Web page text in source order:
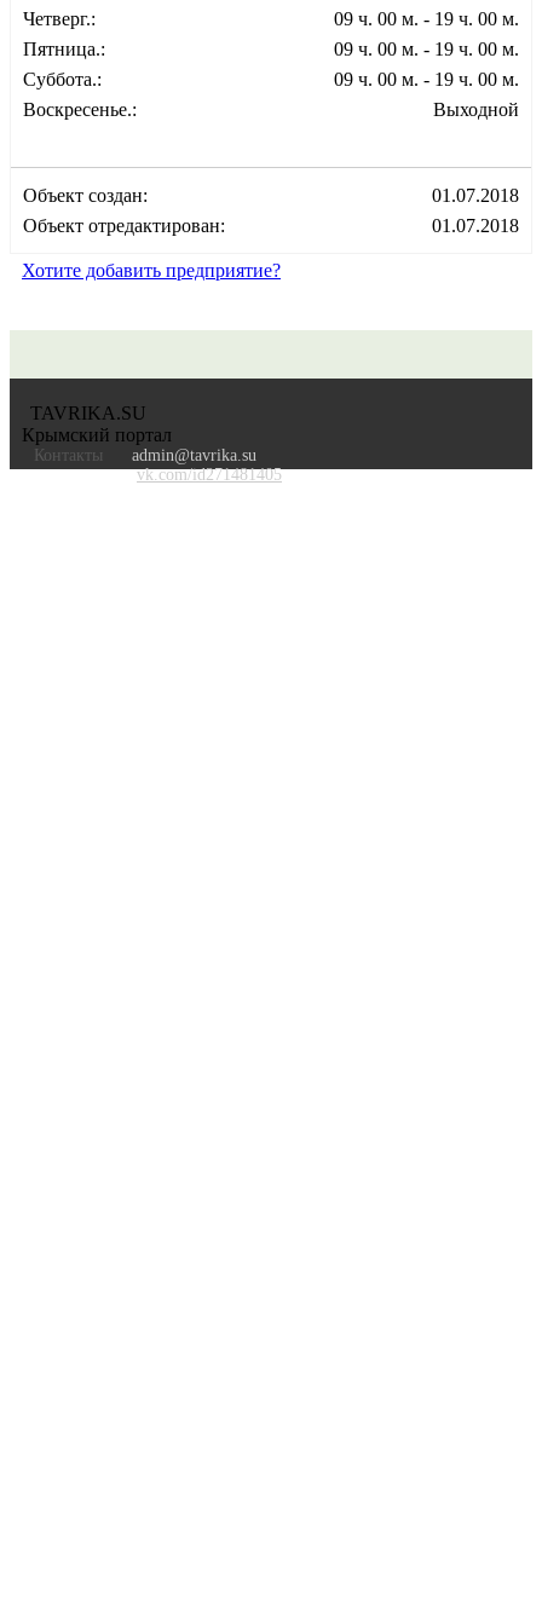
Четверг.:
09 ч. 00 м. - 19 ч. 00 м.
Пятница.:
09 ч. 00 м. - 19 ч. 00 м.
Суббота.:
09 ч. 00 м. - 19 ч. 00 м.
Воскресенье.:
Выходной
Объект создан:
01.07.2018
Объект отредактирован:
01.07.2018
Хотите добавить предприятие?
TAVRIKA.SU
Крымский портал
Контакты
admin@tavrika.su
vk.com/id271481405